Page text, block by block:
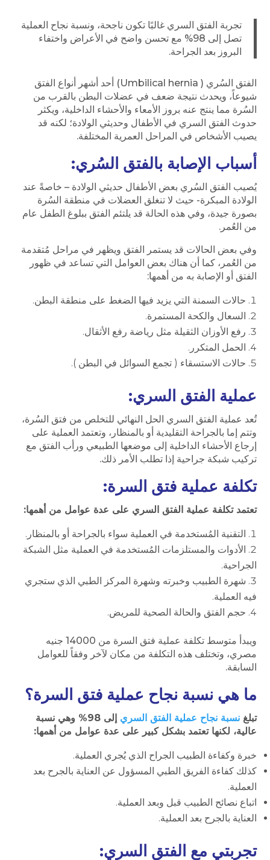
تجربة الفتق السري غالبًا تكون ناجحة، ونسبة نجاح العملية
تصل إلى 98% مع تحسن واضح في الأعراض واختفاء
البروز بعد الجراحة.
الفتق السُري ( Umbilical hernia) أحد أشهر أنواع الفتق
شيوعاً، ويحدث نتيجة ضعف في عضلات البطن بالقرب من
السُرة مما ينتج عنه بروز الأمعاء والأحشاء الداخلية، ويكثر
حدوث الفتق السري في الأطفال وحديثي الولادة؛ لكنه قد
يصيب الأشخاص في المراحل العمرية المختلفة.
أسباب الإصابة بالفتق السُري:
يُصيب الفتق السُري بعض الأطفال حديثي الولادة – خاصةً عند
الولادة المبكرة- حيث لا تنغلق العضلات في منطقة السُرة
بصورة جيدة، وفي هذه الحالة قد يلتئم الفتق ببلوغ الطفل عام
من العُمر.
وفي بعض الحالات قد يستمر الفتق ويظهر في مراحل مُتقدمة
من العُمر، كما أن هناك بعض العوامل التي تساعد في ظهور
الفتق أو الإصابة به من أهمها:
حالات السمنة التي يزيد فيها الضغط على منطقة البطن.
السعال والكحة المستمرة.
رفع الأوزان الثقيلة مثل رياضة رفع الأثقال.
الحمل المتكرر.
حالات الاستسقاء ( تجمع السوائل في البطن ).
عملية الفتق السري:
تُعد عملية الفتق السري الحل النهائي للتخلص من فتق السُرة،
وتتم إما بالجراحة التقليدية أو بالمنظار، وتعتمد العملية على
إرجاع الأحشاء الداخلية إلى موضعها الطبيعي ورأب الفتق مع
تركيب شبكة جراحية إذا تطلب الأمر ذلك.
تكلفة عملية فتق السرة:
تعتمد تكلفة عملية الفتق السري على عدة عوامل من أهمها:
التقنية المُستخدمة في العملية سواء بالجراحة أو بالمنظار.
الأدوات والمستلزمات المُستخدمة في العملية مثل الشبكة
الجراحية.
شهرة الطبيب وخبرته وشهرة المركز الطبي الذي ستجري
فيه العملية.
حجم الفتق والحالة الصحية للمريض.
ويبدأ متوسط تكلفة عملية فتق السرة من 14000 جنيه
مصري، وتختلف هذه التكلفة من مكان لآخر وفقاً للعوامل
السابقة.
ما هي نسبة نجاح عملية فتق السرة؟
تبلغ نسبة نجاح عملية الفتق السري
إلى 98% وهي نسبة
عالية، لكنها تعتمد بشكل كبير على عدة عوامل من أهمها:
خبرة وكفاءة الطبيب الجراح الذي يُجري العملية.
كذلك كفاءة الفريق الطبي المسؤول عن العناية بالجرح بعد
العملية.
اتباع نصائح الطبيب قبل وبعد العملية.
العناية بالجرح بعد العملية.
تجربتي مع الفتق السري: